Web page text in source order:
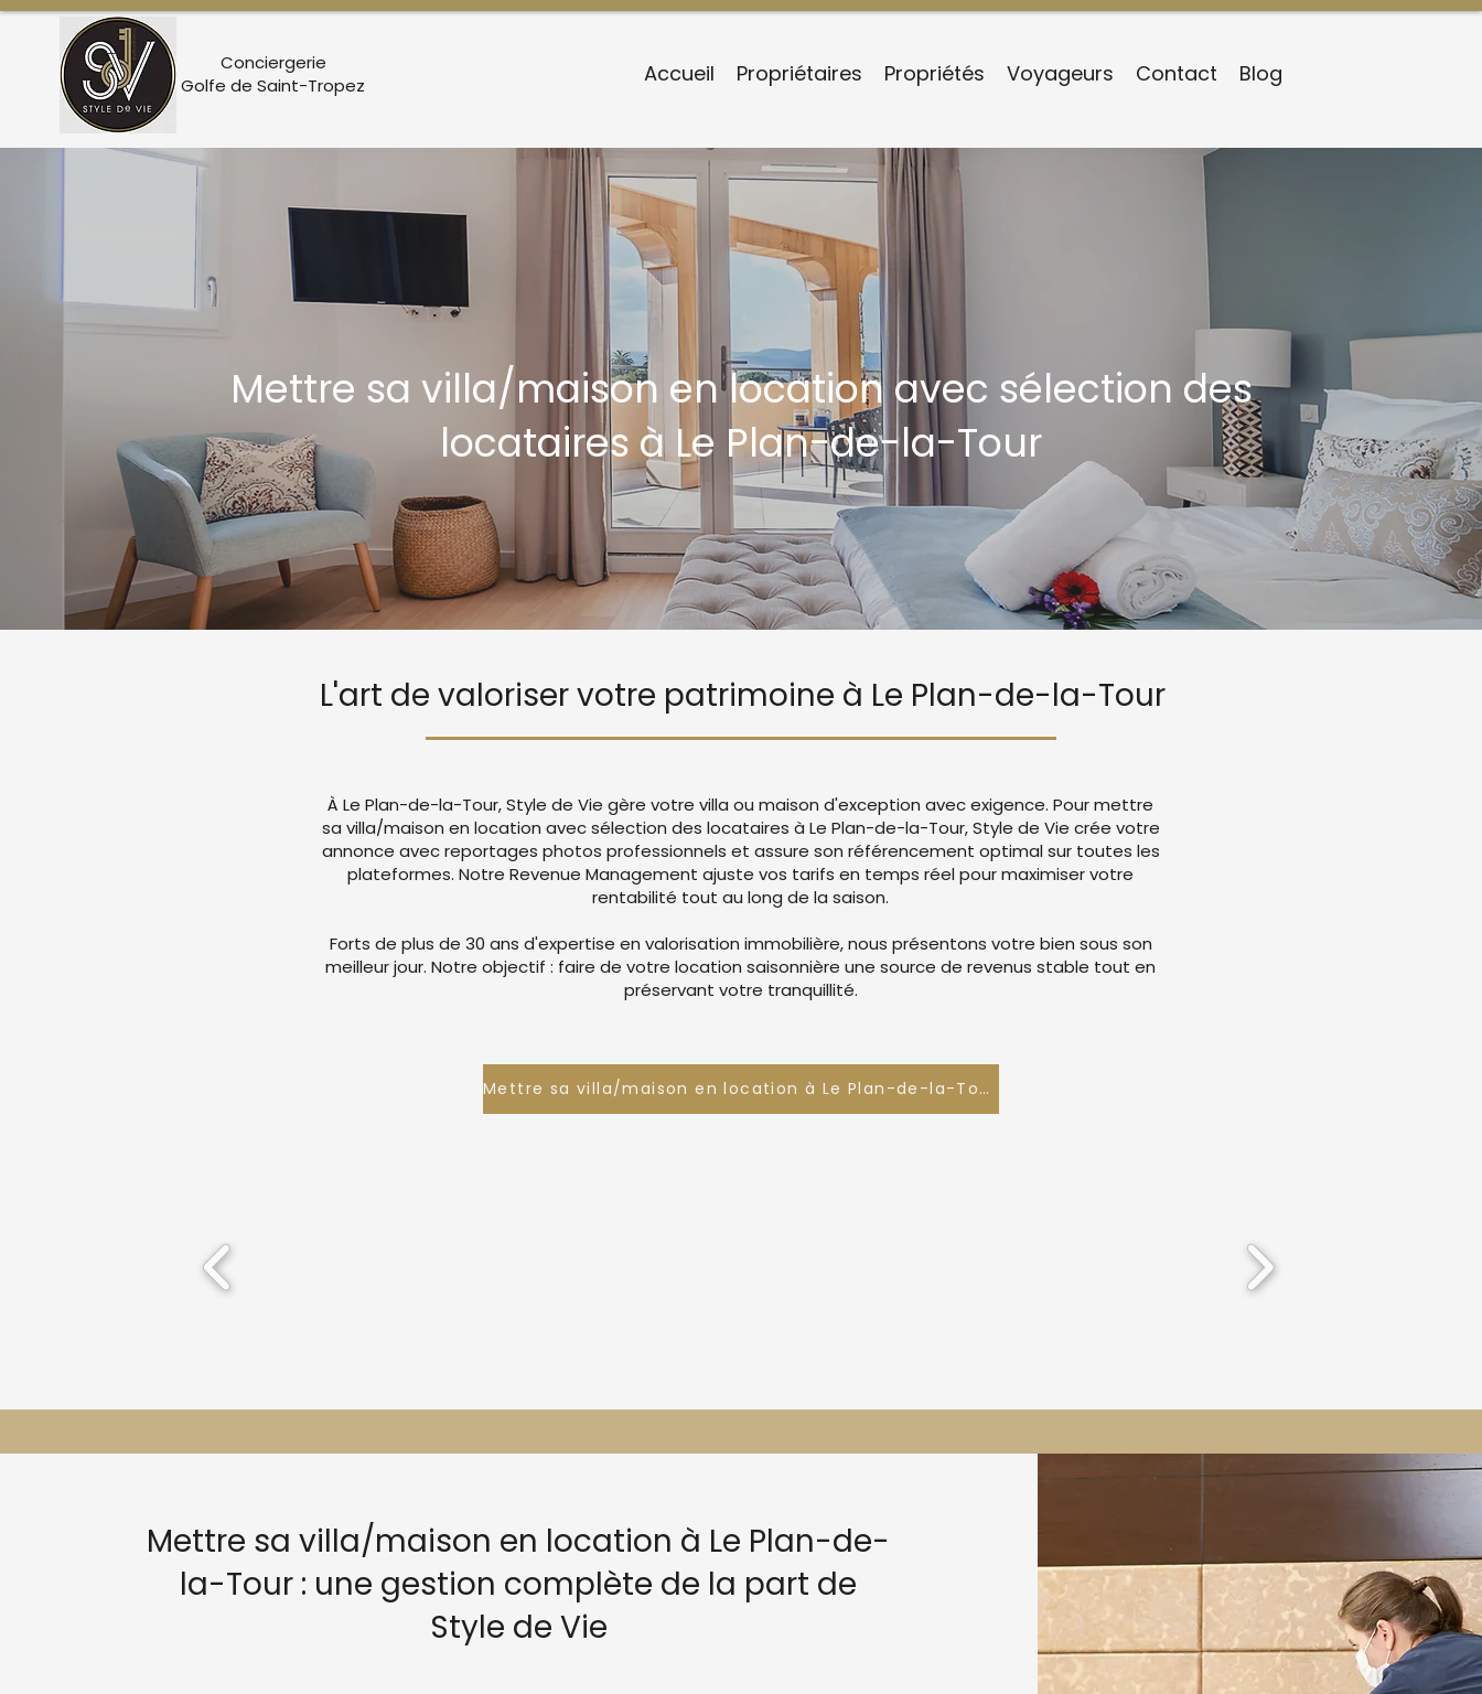
Conciergerie
Golfe de Saint-Tropez
Accueil Propriétaires Propriétés Voyageurs Contact Blog
Mettre sa villa/maison en location avec sélection des
locataires à Le Plan-de-la-Tour
L'art de valoriser votre patrimoine à Le Plan-de-la-Tour
À Le Plan-de-la-Tour, Style de Vie gère votre villa ou maison d'exception avec exigence. Pour mettre
sa villa/maison en location avec sélection des locataires à Le Plan-de-la-Tour, Style de Vie crée votre
annonce avec reportages photos professionnels et assure son référencement optimal sur toutes les
plateformes. Notre Revenue Management ajuste vos tarifs en temps réel pour maximiser votre
rentabilité tout au long de la saison.
Forts de plus de 30 ans d'expertise en valorisation immobilière, nous présentons votre bien sous son
meilleur jour. Notre objectif : faire de votre location saisonnière une source de revenus stable tout en
préservant votre tranquillité.
Mettre sa villa/maison en location à Le Plan-de-la-Tour
Mettre sa villa/maison en location à Le Plan-de-
la-Tour : une gestion complète de la part de
Style de Vie